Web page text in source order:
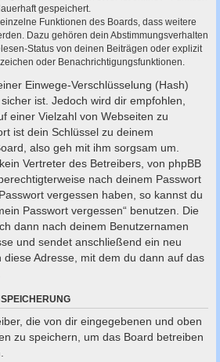
gespeichert.
Funktionen des Boards, dass weitere
Dazu gehören dein Abstimmungsverhalten
Status von deinen Beiträgen oder explizit
oder Benachrichtigungsfunktionen.
Einwege-Verschlüsselung (Hash)
ist. Jedoch wird dir empfohlen,
einer Vielzahl von Webseiten zu
ist dein Schlüssel zu deinem
also geh mit ihm sorgsam um.
Vertreter des Betreibers, von phpBB
nach deinem Passwort
vergessen haben, so kannst du
Passwort vergessen“ benutzen. Die
dann nach deinem Benutzernamen
und sendet anschließend ein neu
Adresse, mit dem du dann auf das
die von dir eingegebenen und oben
zu speichern, um das Board betreiben